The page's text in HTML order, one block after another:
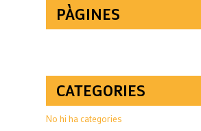
PÀGINES
CATEGORIES
No hi ha categories